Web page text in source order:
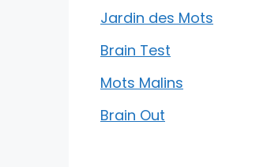
Jardin des Mots
Brain Test
Mots Malins
Brain Out